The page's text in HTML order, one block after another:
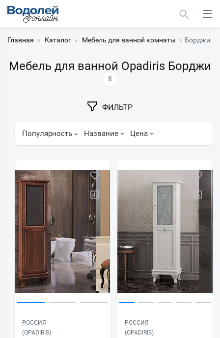
Главная › Каталог › Мебель для ванной комнаты › Борджи
Мебель для ванной Opadiris Борджи
8
ФИЛЬТР
Популярность Название Цена
РОССИЯ
(OPADIRIS)
РОССИЯ
(OPADIRIS)